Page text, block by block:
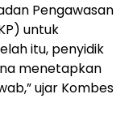
Pengawasan
untuk
itu, penyidik
menetapkan
ujar Kombes